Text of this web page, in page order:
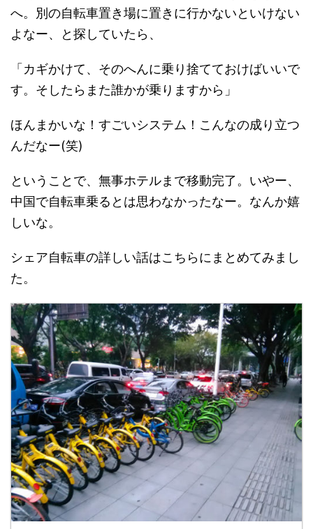
へ。別の自転車置き場に置きに行かないといけない
よなー、と探していたら、
「カギかけて、そのへんに乗り捨てておけばいいで
す。そしたらまた誰かが乗りますから」
ほんまかいな！すごいシステム！こんなの成り立つ
んだなー(笑)
ということで、無事ホテルまで移動完了。いやー、
中国で自転車乗るとは思わなかったなー。なんか嬉
しいな。
シェア自転車の詳しい話はこちらにまとめてみまし
た。